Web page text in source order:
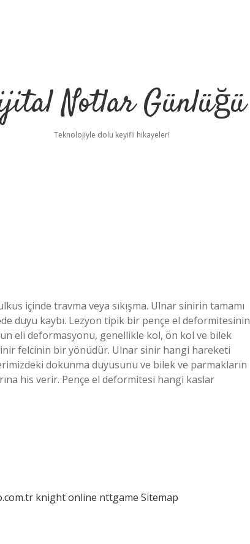
Notlar Günlüğü
Teknolojiyle dolu keyifli hikayeler!
içinde travma veya sıkışma. Ulnar sinirin tamamı
duyu kaybı. Lezyon tipik bir pençe el deformitesinin
eli deformasyonu, genellikle kol, ön kol ve bilek
felcinin bir yönüdür. Ulnar sinir hangi hareketi
dokunma duyusunu ve bilek ve parmakların
his verir. Pençe el deformitesi hangi kaslar
knight online nttgame Sitemap